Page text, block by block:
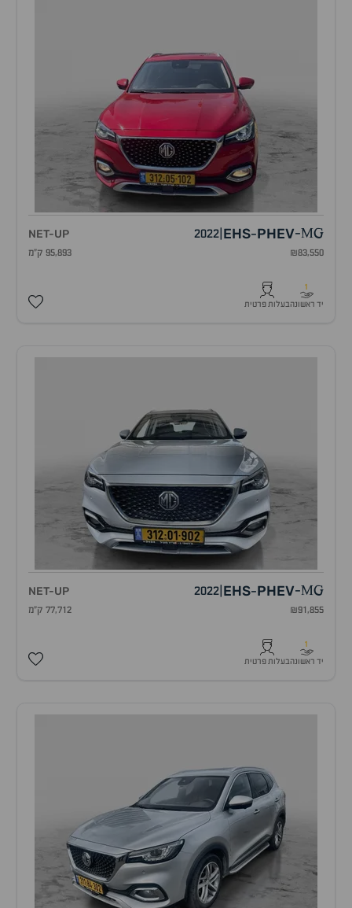
MG
-
EHS-PHEV
2022
NET-UP
₪83,550 95,893 ק"מ
1
יד ראשונהבעלות פרטית
MG
-
EHS-PHEV
2022
NET-UP
₪91,855 77,712 ק"מ
1
יד ראשונהבעלות פרטית